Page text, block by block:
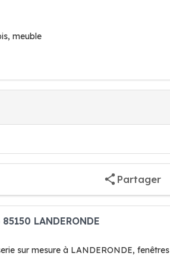
meuble
Partager
LANDERONDE
sur mesure à LANDERONDE, fenêtres